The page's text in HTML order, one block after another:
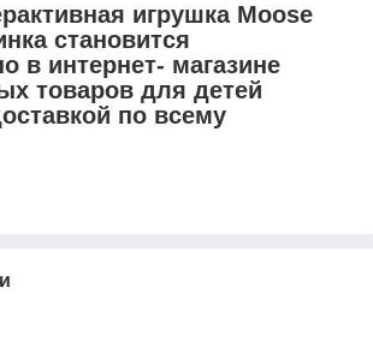
игрушка Moose
становится
в интернет- магазине
товаров для детей
по всему